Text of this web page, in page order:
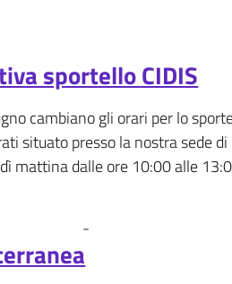
sportello CIDIS
cambiano gli orari per lo
situato presso la nostra sede
mattina dalle ore 10:00 alle
-